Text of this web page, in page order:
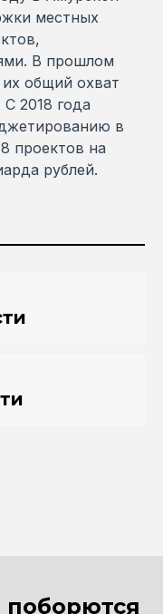
местных
В прошлом
их общий охват
2018 года
в
проектов на
рублей.
поборются